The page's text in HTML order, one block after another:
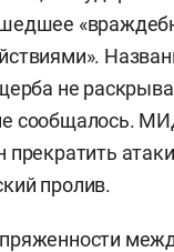
не
сообщалось.
прекратить
пролив.